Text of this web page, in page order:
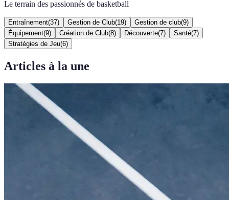
Le terrain des passionnés de basketball
Entraînement(37) Gestion de Club(19) Gestion de club(9)
Équipement(9) Création de Club(8) Découverte(7) Santé(7)
Stratégies de Jeu(6)
Articles à la une